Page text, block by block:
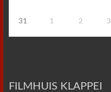
31 1 2 3
FILMHUIS KLAPPEI